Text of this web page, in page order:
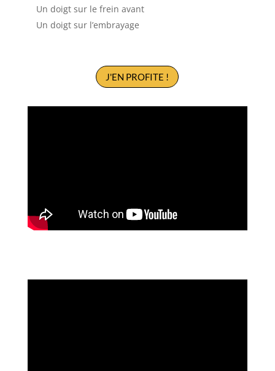
Un doigt sur le frein avant
Un doigt sur l’embrayage
J'EN PROFITE !